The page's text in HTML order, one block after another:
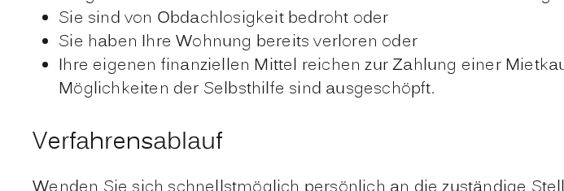
Sie sind von Obdachlosigkeit bedroht oder
Sie haben Ihre Wohnung bereits verloren oder
Ihre eigenen finanziellen Mittel reichen zur Zahlung einer
Möglichkeiten der Selbsthilfe sind ausgeschöpft.
Verfahrensablauf